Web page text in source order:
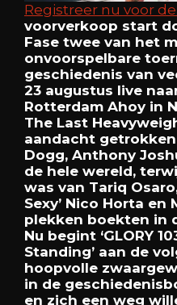
Registreer nu voor
voorverkoop start
Fase twee van het
onvoorspelbare
geschiedenis van
23 augustus live
Rotterdam Ahoy in
The Last
aandacht getrokken
Dogg, Anthony
de hele wereld,
was van Tariq
Sexy’ Nico Horta en
plekken boekten in
Nu begint ‘GLORY
Standing’ aan de
hoopvolle
in de
en zich een weg